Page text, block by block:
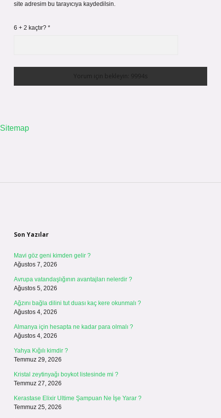
site adresim bu tarayıcıya kaydedilsin.
6 + 2 kaçtır? *
Sitemap
Son Yazılar
Mavi göz geni kimden gelir ?
Ağustos 7, 2026
Avrupa vatandaşlığının avantajları nelerdir ?
Ağustos 5, 2026
Ağzını bağla dilini tut duası kaç kere okunmalı ?
Ağustos 4, 2026
Almanya için hesapta ne kadar para olmalı ?
Ağustos 4, 2026
Yahya Kığılı kimdir ?
Temmuz 29, 2026
Kristal zeytinyağı boykot listesinde mi ?
Temmuz 27, 2026
Kerastase Elixir Ultime Şampuan Ne İşe Yarar ?
Temmuz 25, 2026